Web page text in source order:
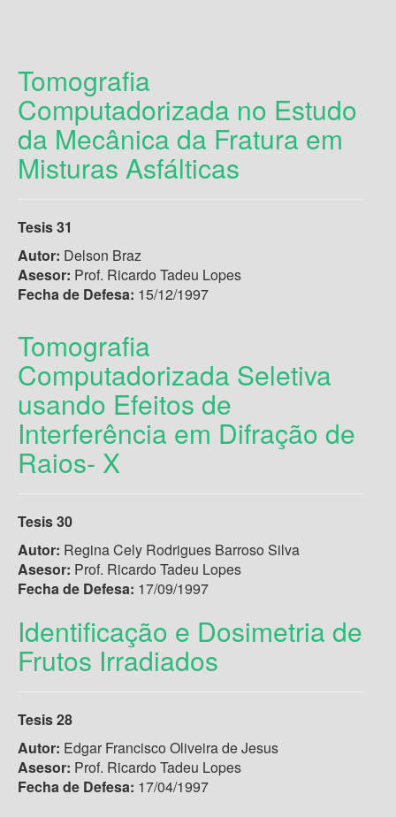
Tomografia
Computadorizada no Estudo
da Mecânica da Fratura em
Misturas Asfálticas
Tesis 31
Autor: Delson Braz
Asesor: Prof. Ricardo Tadeu Lopes
Fecha de Defesa: 15/12/1997
Tomografia
Computadorizada Seletiva
usando Efeitos de
Interferência em Difração de
Raios- X
Tesis 30
Autor: Regina Cely Rodrigues Barroso Silva
Asesor: Prof. Ricardo Tadeu Lopes
Fecha de Defesa: 17/09/1997
Identificação e Dosimetria de
Frutos Irradiados
Tesis 28
Autor: Edgar Francisco Oliveira de Jesus
Asesor: Prof. Ricardo Tadeu Lopes
Fecha de Defesa: 17/04/1997